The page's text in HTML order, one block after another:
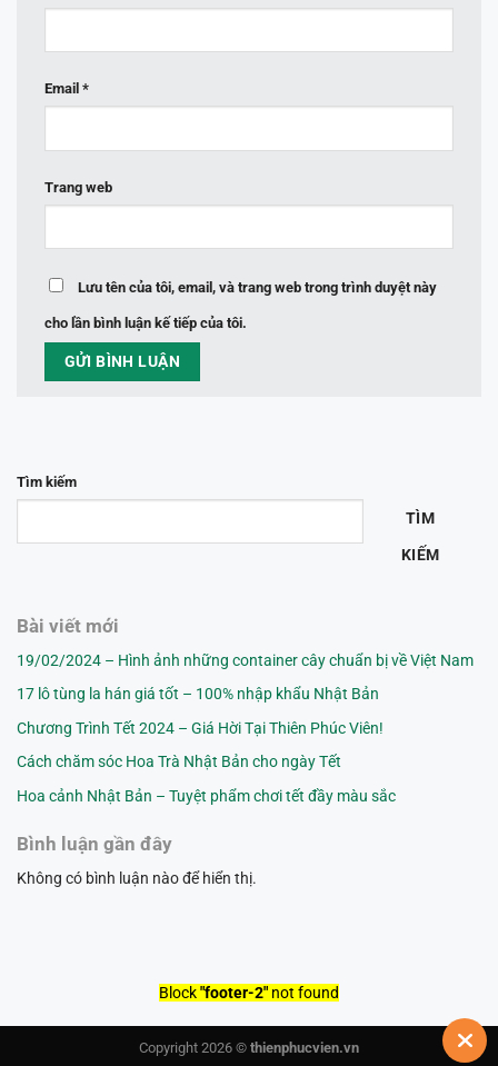
Tìm kiếm
TÌM
KIẾM
Bài viết mới
19/02/2024 – Hình ảnh những container cây chuẩn bị về Việt Nam
17 lô tùng la hán giá tốt – 100% nhập khẩu Nhật Bản
Chương Trình Tết 2024 – Giá Hời Tại Thiên Phúc Viên!
Cách chăm sóc Hoa Trà Nhật Bản cho ngày Tết
Hoa cảnh Nhật Bản – Tuyệt phẩm chơi tết đầy màu sắc
Bình luận gần đây
Không có bình luận nào để hiển thị.
Email *
Trang web
Lưu tên của tôi, email, và trang web trong trình duyệt này
cho lần bình luận kế tiếp của tôi.
Block"footer-2" not found
Copyright 2026 © thienphucvien.vn